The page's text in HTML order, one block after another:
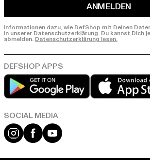
ANMELDEN
Informationen dazu, wie DefShop mit Deinen
in unserer Datenschutzerklärung. Du kannst Dich
abmelden. Datenschutzerklärung lesen.
Play market
Instagram
FacebookYouTube